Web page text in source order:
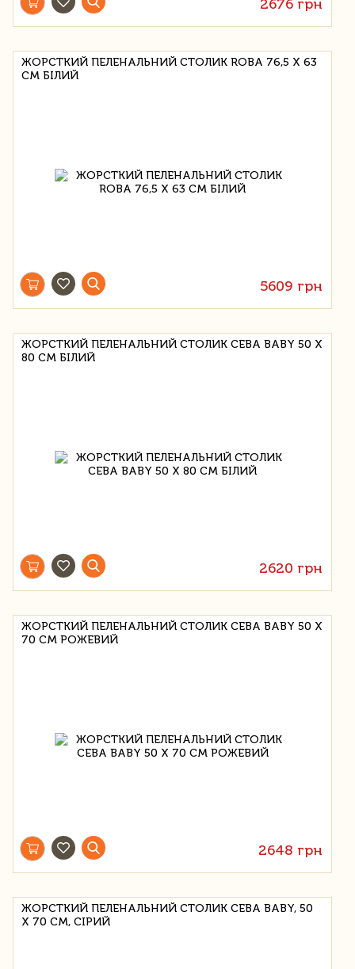
2676 грн
ЖОРСТКИЙ ПЕЛЕНАЛЬНИЙ СТОЛИК ROBA 76,5 Х 63
СМ БІЛИЙ
5609 грн
ЖОРСТКИЙ ПЕЛЕНАЛЬНИЙ СТОЛИК CEBA BABY 50 Х
80 СМ БІЛИЙ
2620 грн
ЖОРСТКИЙ ПЕЛЕНАЛЬНИЙ СТОЛИК CEBA BABY 50 Х
70 СМ РОЖЕВИЙ
2648 грн
ЖОРСТКИЙ ПЕЛЕНАЛЬНИЙ СТОЛИК CEBA BABY, 50
Х 70 СМ, СІРИЙ